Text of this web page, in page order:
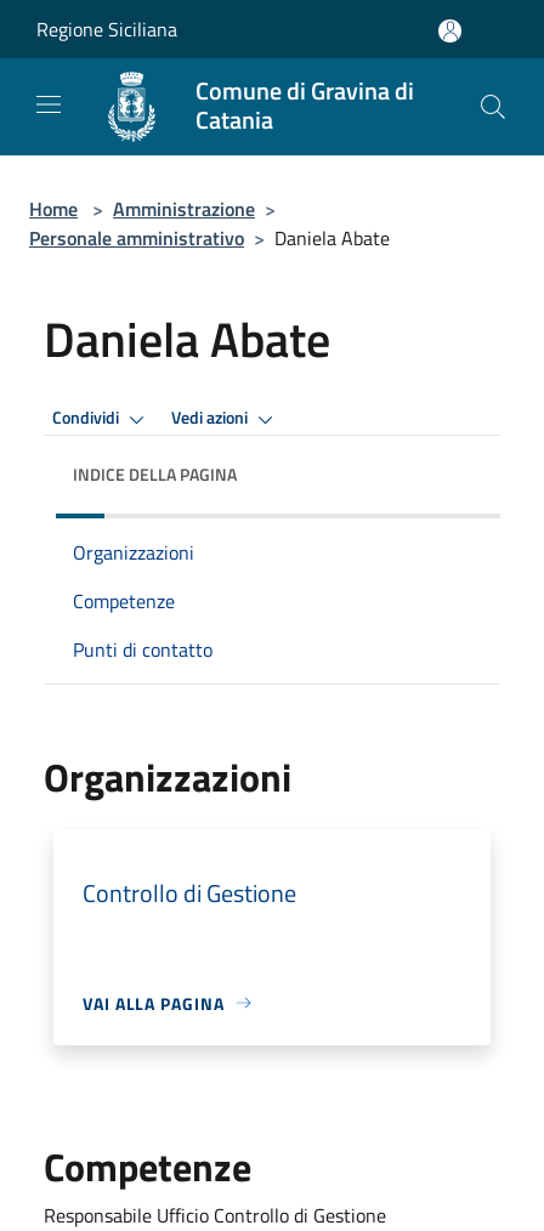
Regione Siciliana
Comune di Gravina di
Catania
Home > Amministrazione >
Personale amministrativo > Daniela Abate
Daniela Abate
Condividi Vedi azioni
INDICE DELLA PAGINA
Organizzazioni
Competenze
Punti di contatto
Organizzazioni
Controllo di Gestione
VAI ALLA PAGINA
Competenze
Responsabile Ufficio Controllo di Gestione